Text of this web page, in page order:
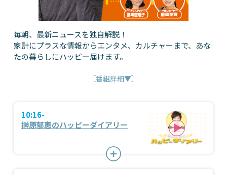
毎朝、最新ニュースを独自解説！
家計にプラスな情報からエンタメ、カルチャーまで、あな
たの暮らしにハッピー届けます。
［番組詳細▼］
10:16-
榊原郁恵のハッピーダイアリー